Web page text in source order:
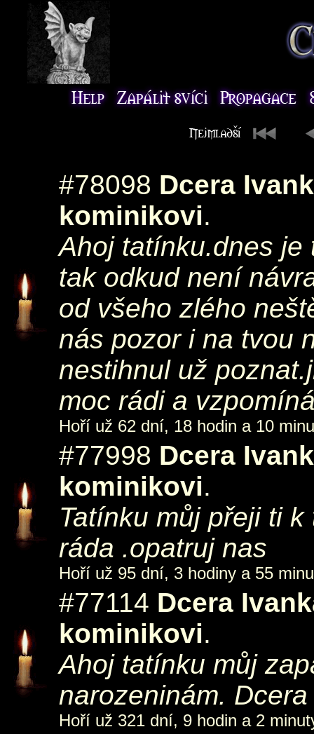
#78098 Dcera
kominikovi.
Ahoj tatínku.dnes je
tak odkud není
od všeho zlého
nás pozor i na tvou
nestihnul už
moc rádi a
Hoří už 62 dní, 18 hodin a 10
#77998 Dcera
kominikovi.
Tatínku můj přeji ti
ráda .opatruj nas
Hoří už 95 dní, 3 hodiny a 55
#77114 Dcera
kominikovi.
Ahoj tatínku můj
narozeninám.
Hoří už 321 dní, 9 hodin a 2